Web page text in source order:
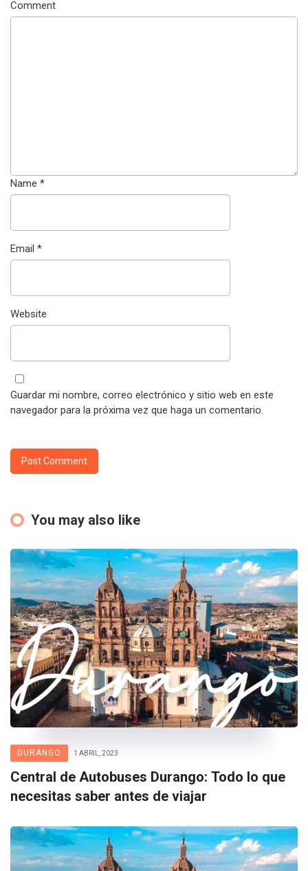
Comment
Name *
Email *
Website
Guardar mi nombre, correo electrónico y sitio web en este
navegador para la próxima vez que haga un comentario.
You may also like
DURANGO 1 ABRIL, 2023
Central de Autobuses Durango: Todo lo que
necesitas saber antes de viajar